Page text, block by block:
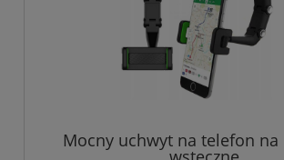
Mocny uchwyt na telefon na